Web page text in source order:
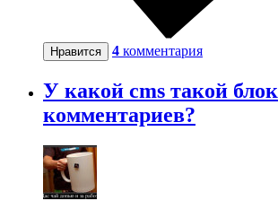
Нравится 4 комментария
У какой cms такой блок
комментариев?